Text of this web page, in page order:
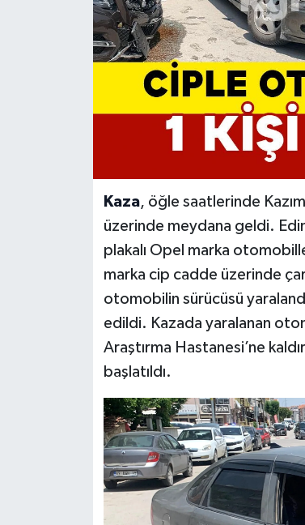
Kaza, öğle saatlerinde
üzerinde meydana geldi.
plakalı Opel marka
marka cip cadde üzerinde
otomobilin sürücüsü
edildi. Kazada yaralanan
Araştırma Hastanesi’ne
başlatıldı.